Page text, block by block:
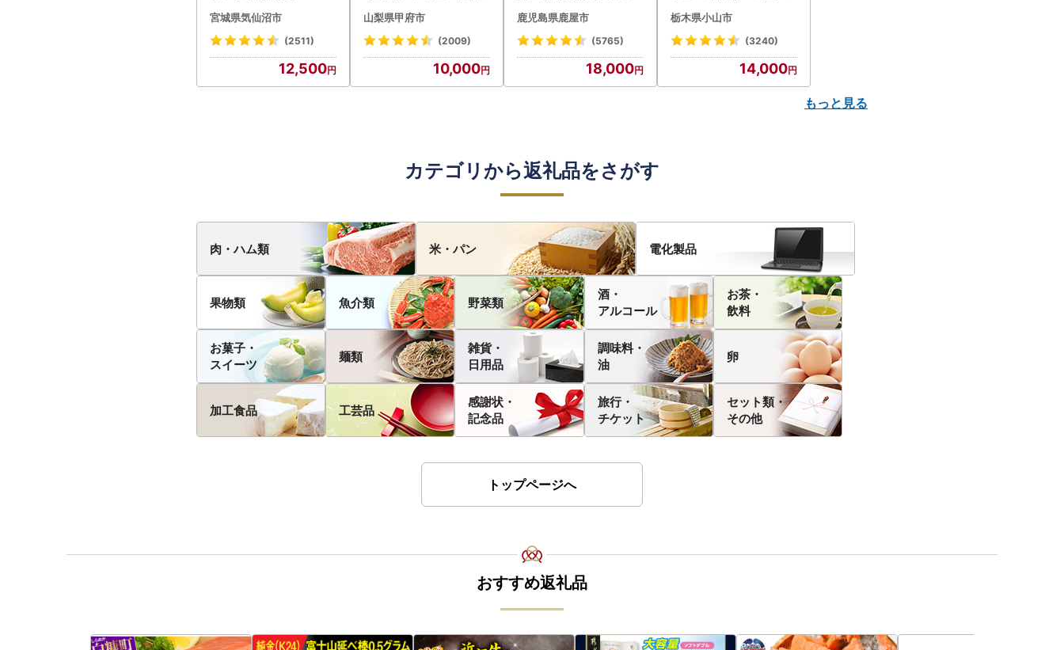
宮城県気仙沼市
(2511)
12,500
〉山梨県産 シャインマス
カット 2～3房（1.0kg以
N-Limited-SP
山梨県甲府市
(2009)
10,000
cp18 うなぎ 鰻 魚 惣菜 総
菜
鹿児島県鹿屋市
(5765)
18,000
ト)【配送不可地域：離島
・沖縄県】【1256759】
栃木県小山市
(3240)
14,000
もっと見る
カテゴリから返礼品をさがす
肉・ハム類 米・パン 電化製品
果物類 魚介類 野菜類
酒・
アルコール
お茶・
飲料
お菓子・
スイーツ
麺類
雑貨・
日用品
調味料・
油
卵
加工食品 工芸品
感謝状・
記念品
旅行・
チケット
セット類・
その他
トップページへ
おすすめ返礼品